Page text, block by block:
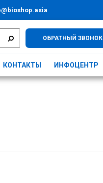
ОБРАТНЫЙ ЗВОНОК
КОНТАКТЫ ИНФОЦЕНТР